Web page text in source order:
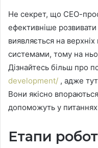
Не секрет, що СЕО-
ефективніше
виявляється на
системами, тому на
Дізнайтесь більш про
development/ , адже
Вони якісно
допоможуть у
Етапи